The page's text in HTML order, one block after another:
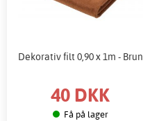
Dekorativ filt 0,90 x 1m - Brun
40 DKK
Få på lager